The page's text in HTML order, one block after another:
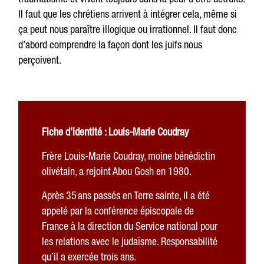
Il faut que les chrétiens arrivent à intégrer cela, même si
ça peut nous paraître illogique ou irrationnel. Il faut donc
d’abord comprendre la façon dont les juifs nous
perçoivent.
Fiche d’identité : Louis-Marie Coudray
Frère Louis-Marie Coudray, moine bénédictin
olivétain, a rejoint Abou Gosh en 1980.
Après 35 ans passés en Terre sainte, il a été
appelé par la conférence épiscopale de
France à la direction du Service national pour
les relations avec le judaïsme. Responsabilité
qu’il a exercée trois ans.